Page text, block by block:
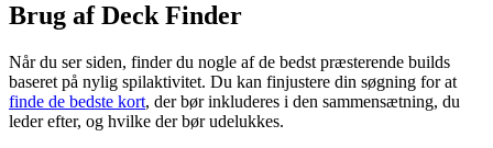
Brug af Deck Finder
Når du ser siden, finder du nogle af de bedst præsterende builds
baseret på nylig spilaktivitet. Du kan finjustere din søgning for at
finde de bedste kort, der bør inkluderes i den sammensætning, du
leder efter, og hvilke der bør udelukkes.